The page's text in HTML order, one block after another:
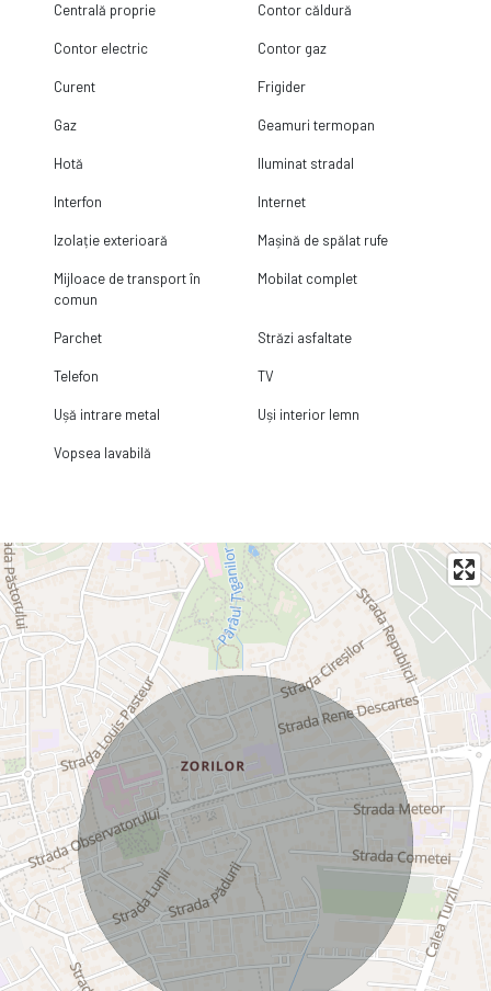
Centrală proprie Contor căldură
Contor electric Contor gaz
Curent Frigider
Gaz Geamuri termopan
Hotă Iluminat stradal
Interfon Internet
Izolație exterioară Mașină de spălat rufe
Mijloace de transport în
comun
Mobilat complet
Parchet Străzi asfaltate
Telefon TV
Ușă intrare metal Uși interior lemn
Vopsea lavabilă